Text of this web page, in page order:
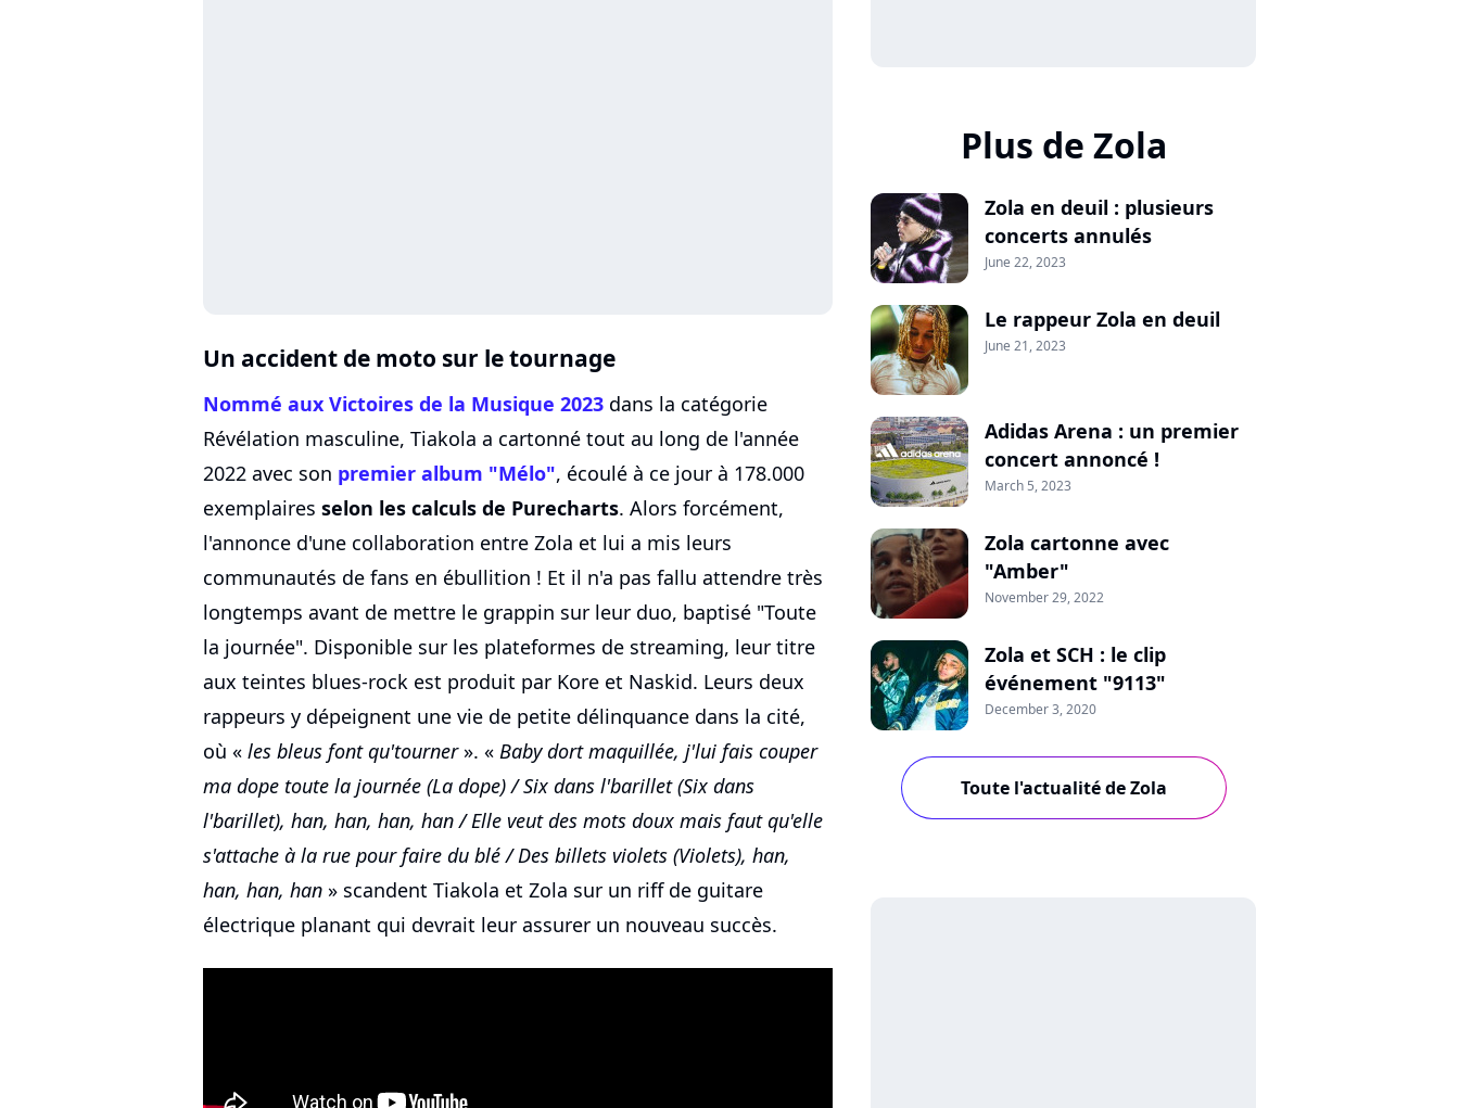
Un accident de moto sur le tournage
Nommé aux Victoires de la Musique 2023 dans la catégorie
Révélation masculine, Tiakola a cartonné tout au long de l'année
2022 avec son premier album "Mélo", écoulé à ce jour à 178.000
exemplaires selon les calculs de Purecharts. Alors forcément,
l'annonce d'une collaboration entre Zola et lui a mis leurs
communautés de fans en ébullition ! Et il n'a pas fallu attendre très
longtemps avant de mettre le grappin sur leur duo, baptisé "Toute
la journée". Disponible sur les plateformes de streaming, leur titre
aux teintes blues-rock est produit par Kore et Naskid. Leurs deux
rappeurs y dépeignent une vie de petite délinquance dans la cité,
où « les bleus font qu'tourner». « Baby dort maquillée, j'lui fais couper
ma dope toute la journée (La dope) / Six dans l'barillet (Six dans
l'barillet), han, han, han, han / Elle veut des mots doux mais faut qu'elle
s'attache à la rue pour faire du blé / Des billets violets (Violets), han,
han, han, han » scandent Tiakola et Zola sur un riff de guitare
électrique planant qui devrait leur assurer un nouveau succès.
Plus de Zola
Zola en deuil : plusieurs
concerts annulés
June 22, 2023
Le rappeur Zola en deuil
June 21, 2023
Adidas Arena : un premier
concert annoncé !
March 5, 2023
Zola cartonne avec
"Amber"
November 29, 2022
Zola et SCH : le clip
événement "9113"
December 3, 2020
Toute l'actualité de Zola